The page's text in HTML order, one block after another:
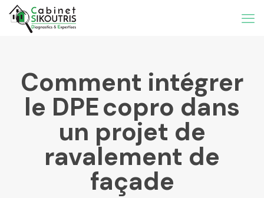
Comment intégrer
le DPE copro dans
un projet de
ravalement de
façade